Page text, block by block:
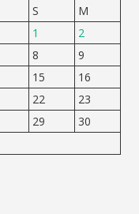
S
M
1
2
8
9
15
16
22
23
29
30